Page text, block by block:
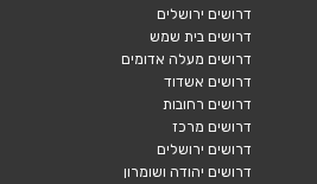
דרושים ירושלים
דרושים בית שמש
דרושים מעלה אדומים
דרושים אשדוד
דרושים רחובות
דרושים מרכז
דרושים ירושלים
דרושים יהודה ושומרון